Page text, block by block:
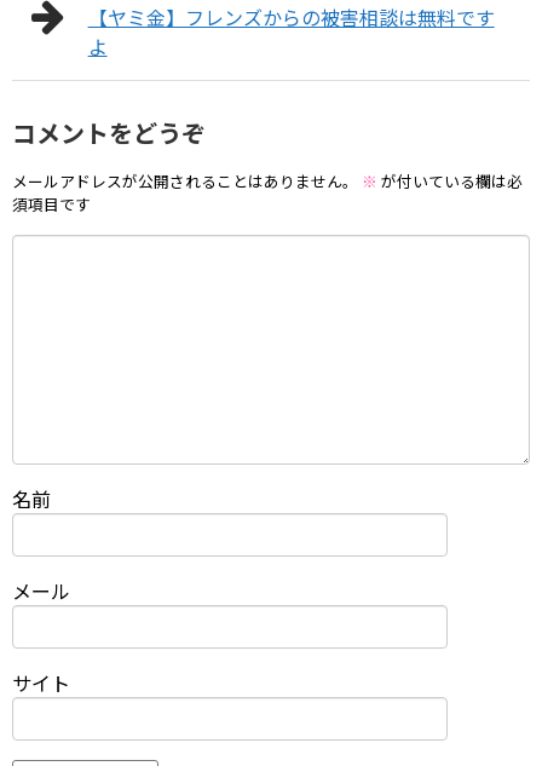
【ヤミ金】フレンズからの被害相談は無料です
よ
コメントをどうぞ
メールアドレスが公開されることはありません。 ※ が付いている欄は必
須項目です
名前
メール
サイト